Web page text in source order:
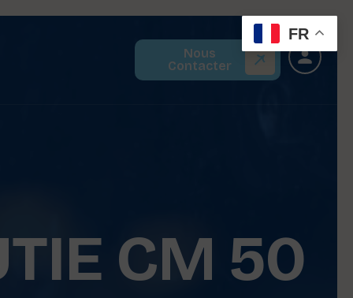
Nous
Contacter
CM 50
FR